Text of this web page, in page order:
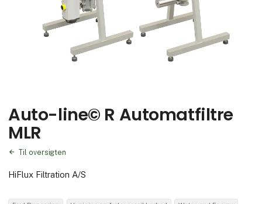
Auto-line© R Automatfiltre
MLR
Til oversigten
HiFlux Filtration A/S